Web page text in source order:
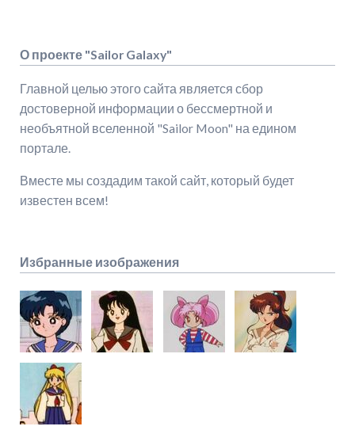
О проекте "Sailor Galaxy"
Главной целью этого сайта является сбор
достоверной информации о бессмертной и
необъятной вселенной "Sailor Moon" на едином
портале.
Вместе мы создадим такой сайт, который будет
известен всем!
Избранные изображения